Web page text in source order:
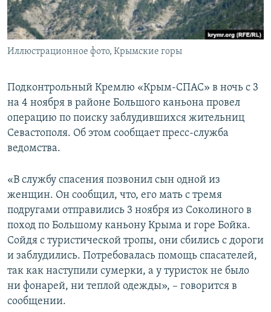
ПОБЕДИТЕЛЕЙ НЕ СУДЯТ?
КРЫМ.НЕПОКОРЕННЫЙ
ELIFBE
ПРИСОЕДИНЯЙТЕСЬ!
Все сайты RFE/RL
Иллюстрационное фото, Крымские горы
Подконтрольный Кремлю «Крым-СПАС» в ночь с 3
на 4 ноября в районе Большого каньона провел
операцию по поиску заблудившихся жительниц
Севастополя. Об этом сообщает пресс-служба
ведомства.
«В службу спасения позвонил сын одной из
женщин. Он сообщил, что, его мать с тремя
подругами отправились 3 ноября из Соколиного в
поход по Большому каньону Крыма и горе Бойка.
Сойдя с туристической тропы, они сбились с дороги
и заблудились. Потребовалась помощь спасателей,
так как наступили сумерки, а у туристок не было
ни фонарей, ни теплой одежды», – говорится в
сообщении.